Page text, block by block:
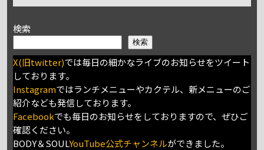
検索
検索
X(旧twitter)では毎日の細かなライブのお知らせをツイート
しております。
Instagramではランチメニューやカクテル、新メニューのご
紹介なども発信しております。
Facebookでも毎日のお知らせをしておりますので、ぜひご
確認ください。
BODY＆SOULYouTube公式チャンネルができました。